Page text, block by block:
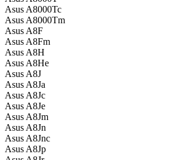
Asus A8000Tc
Asus A8000Tm
Asus A8F
Asus A8Fm
Asus A8H
Asus A8He
Asus A8J
Asus A8Ja
Asus A8Jc
Asus A8Je
Asus A8Jm
Asus A8Jn
Asus A8Jnc
Asus A8Jp